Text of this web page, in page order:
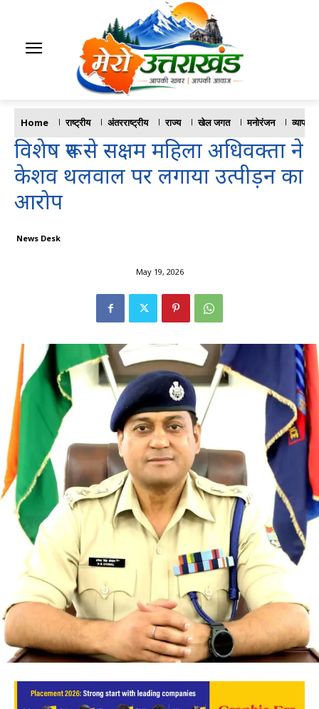
Home राष्ट्रीय अंतरराष्ट्रीय राज्य खेल जगत मनोरंजन व्यापार
विशेष रूप से सक्षम महिला अधिवक्ता ने
केशव थलवाल पर लगाया उत्पीड़न का
आरोप
News Desk
May 19, 2026